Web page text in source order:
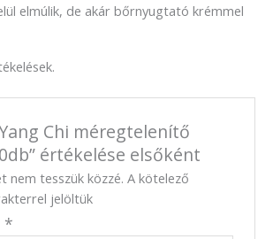
elmúlik, de akár bőrnyugtató krémmel
Chi méregtelenítő
értékelése elsőként
nem tesszük közzé. A kötelező
jelöltük
*